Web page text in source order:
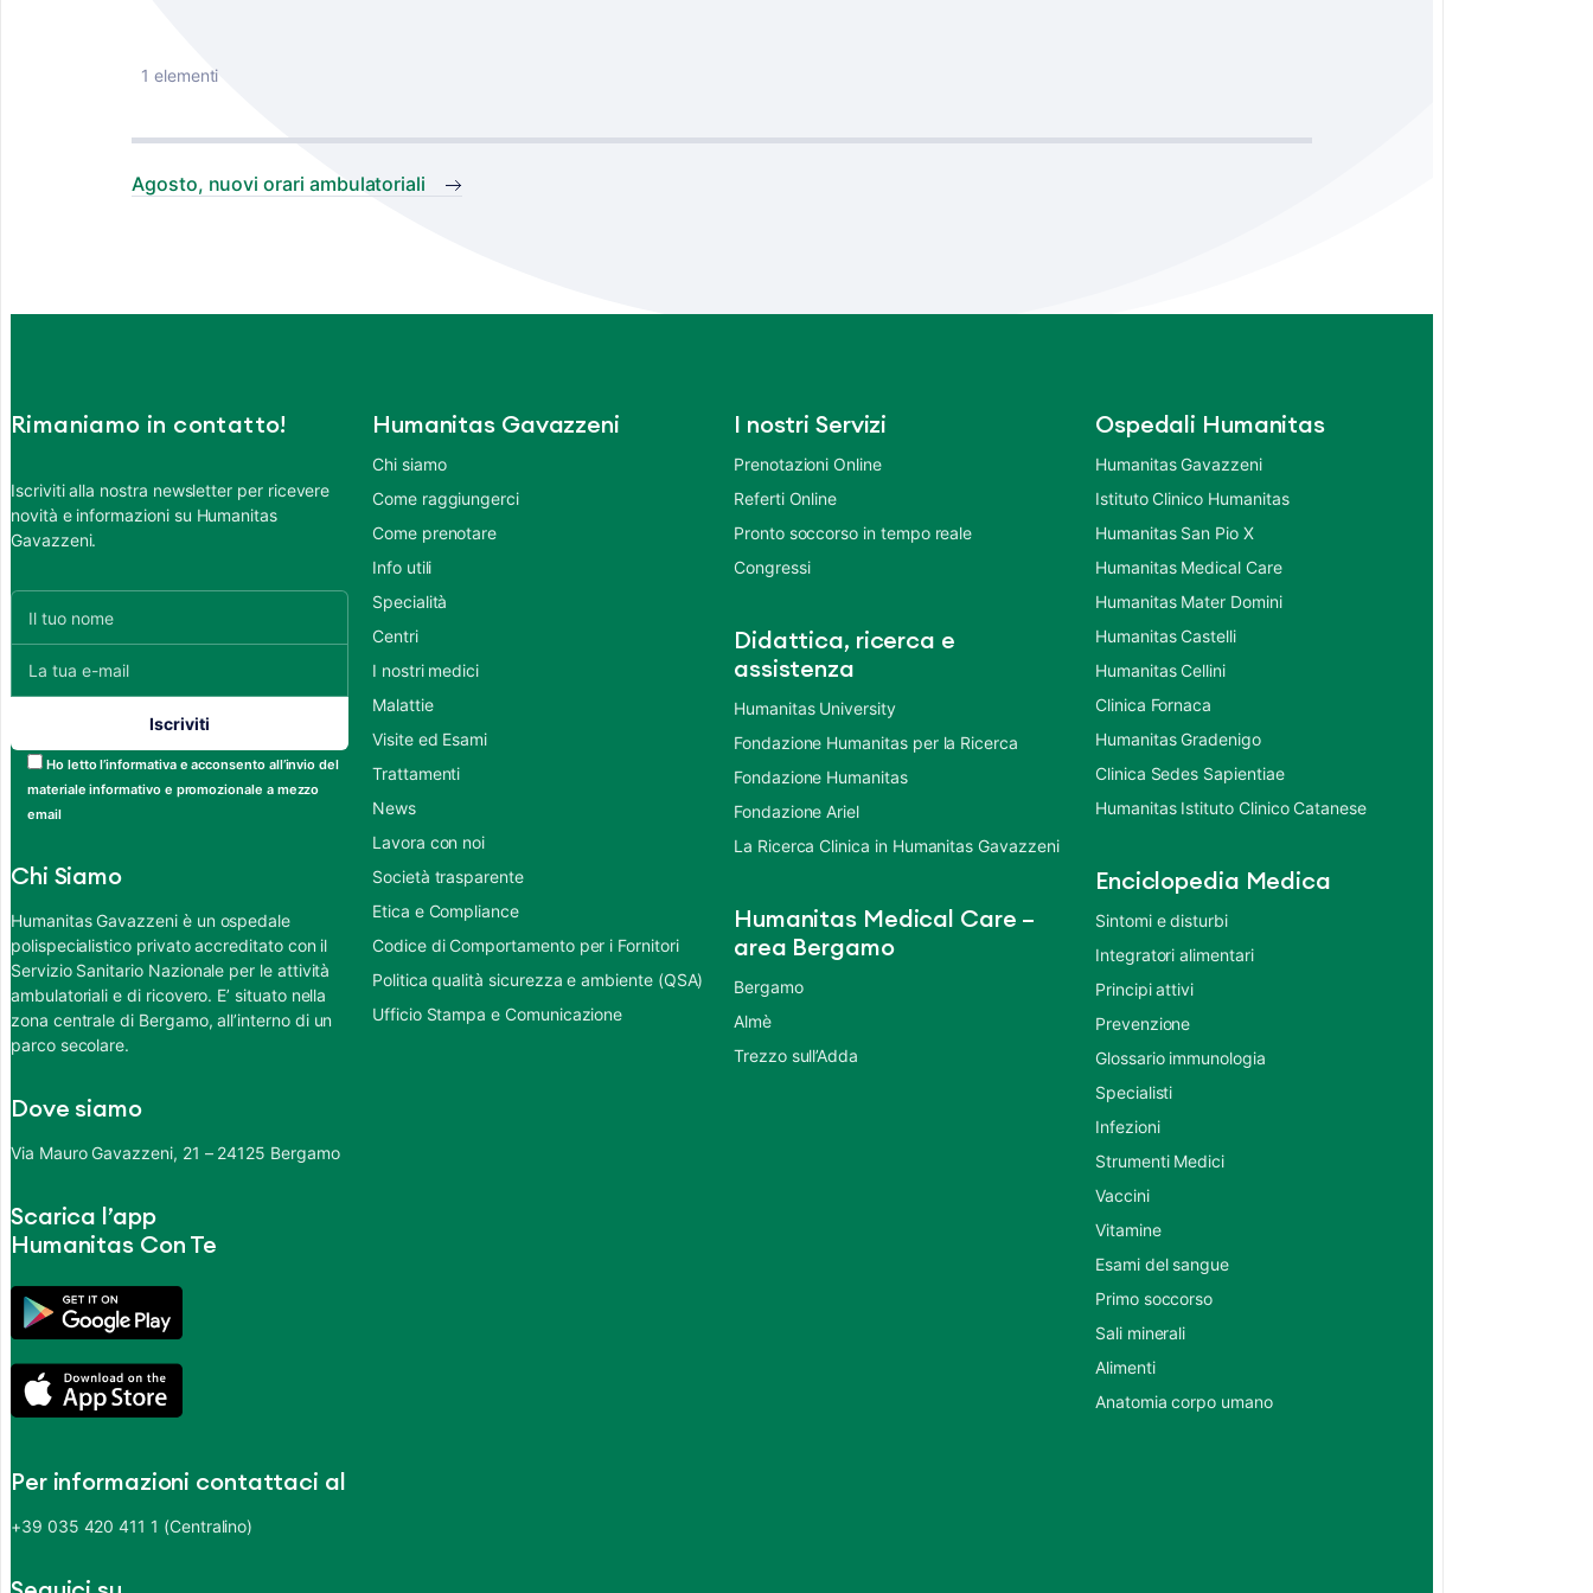
1 elementi
Agosto, nuovi orari ambulatoriali
Rimaniamo in contatto!
Iscriviti alla nostra newsletter per ricevere
novità e informazioni su Humanitas
Gavazzeni.
Ho letto l’informativa e acconsento all’invio del
materiale informativo e promozionale a mezzo
email
Chi Siamo
Humanitas Gavazzeni è un ospedale
polispecialistico privato accreditato con il
Servizio Sanitario Nazionale per le attività
ambulatoriali e di ricovero. E’ situato nella
zona centrale di Bergamo, all’interno di un
parco secolare.
Dove siamo
Via Mauro Gavazzeni, 21 – 24125 Bergamo
Scarica l’app
Humanitas Con Te
Per informazioni contattaci al
+39 035 420 411 1 (Centralino)
Humanitas Gavazzeni
Chi siamo
Come raggiungerci
Come prenotare
Info utili
Specialità
Centri
I nostri medici
Malattie
Visite ed Esami
Trattamenti
News
Lavora con noi
Società trasparente
Etica e Compliance
Codice di Comportamento per i Fornitori
Politica qualità sicurezza e ambiente (QSA)
Ufficio Stampa e Comunicazione
I nostri Servizi
Prenotazioni Online
Referti Online
Pronto soccorso in tempo reale
Congressi
Didattica, ricerca e
assistenza
Humanitas University
Fondazione Humanitas per la Ricerca
Fondazione Humanitas
Fondazione Ariel
La Ricerca Clinica in Humanitas Gavazzeni
Humanitas Medical Care –
area Bergamo
Bergamo
Almè
Trezzo sull’Adda
Ospedali Humanitas
Humanitas Gavazzeni
Istituto Clinico Humanitas
Humanitas San Pio X
Humanitas Medical Care
Humanitas Mater Domini
Humanitas Castelli
Humanitas Cellini
Clinica Fornaca
Humanitas Gradenigo
Clinica Sedes Sapientiae
Humanitas Istituto Clinico Catanese
Enciclopedia Medica
Sintomi e disturbi
Integratori alimentari
Principi attivi
Prevenzione
Glossario immunologia
Specialisti
Infezioni
Strumenti Medici
Vaccini
Vitamine
Esami del sangue
Primo soccorso
Sali minerali
Alimenti
Anatomia corpo umano